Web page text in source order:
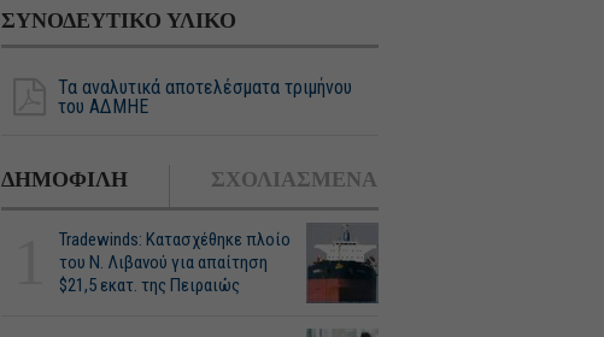
ΣΥΝΟΔΕΥΤΙΚΟ ΥΛΙΚΟ
Τα αναλυτικά αποτελέσματα τριμήνου
του ΑΔΜΗΕ
ΔΗΜΟΦΙΛΗ ΣΧΟΛΙΑΣΜΕΝΑ
Tradewinds: Κατασχέθηκε πλοίο
του Ν. Λιβανού για απαίτηση
$21,5 εκατ. της Πειραιώς